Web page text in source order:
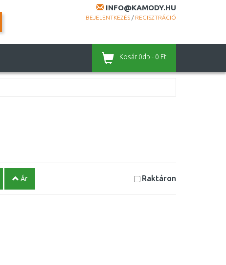
INFO@KAMODY.HU
BEJELENTKEZÉS / REGISZTRÁCIÓ
Kosár 0db - 0 Ft
Ár Raktáron